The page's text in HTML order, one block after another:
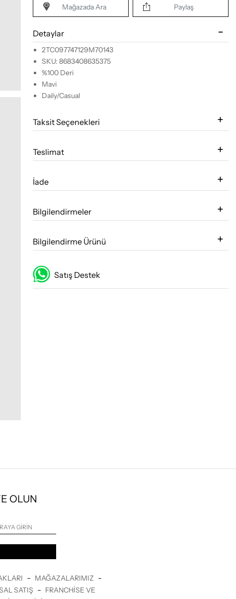
Mağazada Ara Paylaş
Detaylar
2TC097747129M70143
SKU: 8683408635375
%100 Deri
Mavi
Daily/Casual
Taksit Seçenekleri
Teslimat
İade
Bilgilendirmeler
Bilgilendirme Ürünü
Satış Destek
OLUN
- MAĞAZALARIMIZ -
SATIŞ - FRANCHISE VE